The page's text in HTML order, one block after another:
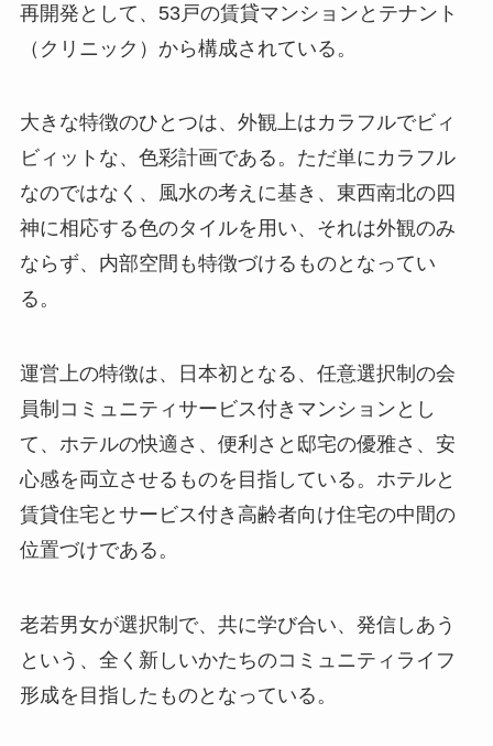
再開発として、53戸の賃貸マンションとテナント
（クリニック）から構成されている。
大きな特徴のひとつは、外観上はカラフルでビィ
ビィットな、色彩計画である。ただ単にカラフル
なのではなく、風水の考えに基き、東西南北の四
神に相応する色のタイルを用い、それは外観のみ
ならず、内部空間も特徴づけるものとなってい
る。
運営上の特徴は、日本初となる、任意選択制の会
員制コミュニティサービス付きマンションとし
て、ホテルの快適さ、便利さと邸宅の優雅さ、安
心感を両立させるものを目指している。ホテルと
賃貸住宅とサービス付き高齢者向け住宅の中間の
位置づけである。
老若男女が選択制で、共に学び合い、発信しあう
という、全く新しいかたちのコミュニティライフ
形成を目指したものとなっている。